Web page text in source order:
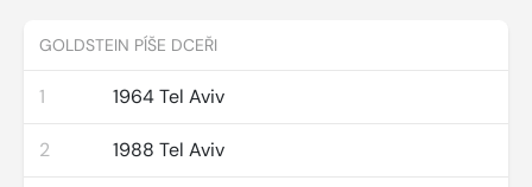
GOLDSTEIN PÍŠE DCEŘI
1 1964 Tel Aviv
2 1988 Tel Aviv